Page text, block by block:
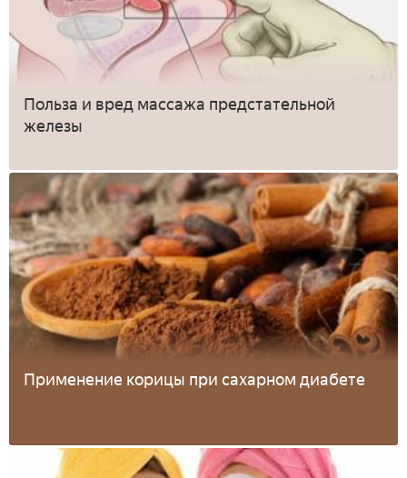
Польза и вред массажа предстательной
железы
Применение корицы при сахарном диабете